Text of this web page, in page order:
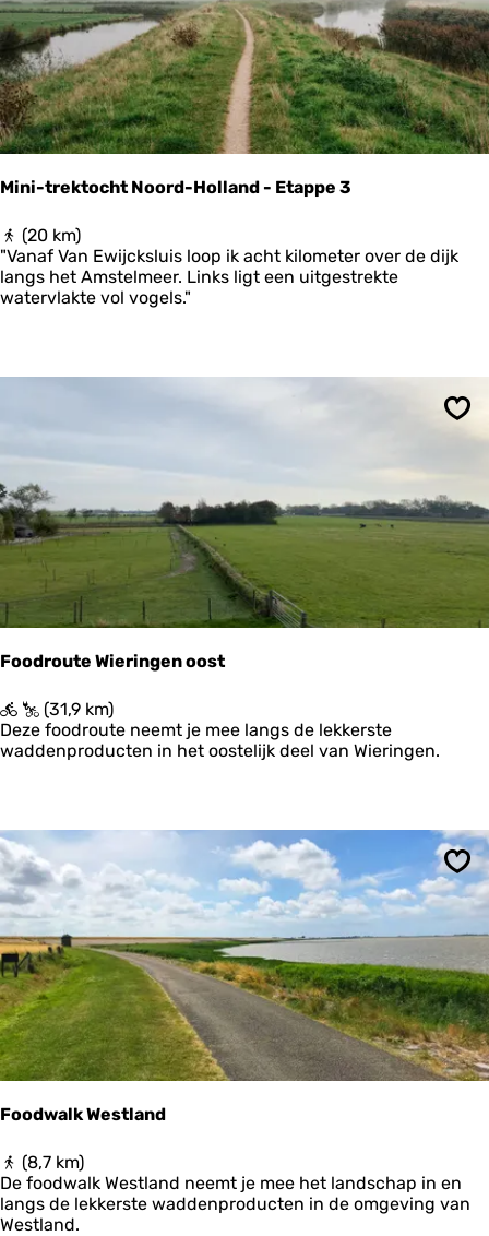
k
a
t
i
e
O
o
s
t
G
r
o
n
e
a
p
p
e
Mini-trektocht Noord-Holland - Etappe 3
M
i
n
i
e
h
t
N
o
d
-
H
o
l
a
n
t
a
p
p
e
3
(20 km)
"Vanaf Van Ewijcksluis loop ik acht kilometer over de dijk
langs het Amstelmeer. Links ligt een uitgestrekte
watervlakte vol vogels."
Foodroute Wieringen oost
F
o
o
u
t
e
W
i
e
r
i
n
g
e
n
o
o
s
(31,9 km)
Deze foodroute neemt je mee langs de lekkerste
waddenproducten in het oostelijk deel van Wieringen.
Foodwalk Westland
F
o
o
d
(8,7 km)
De foodwalk Westland neemt je mee het landschap in en
langs de lekkerste waddenproducten in de omgeving van
Westland.